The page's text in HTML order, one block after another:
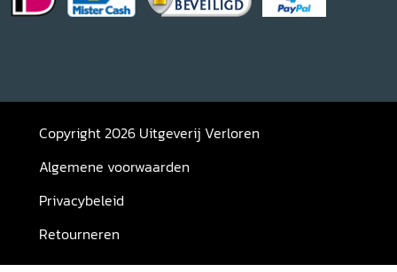
Copyright 2026 Uitgeverij Verloren
Algemene voorwaarden
Privacybeleid
Retourneren